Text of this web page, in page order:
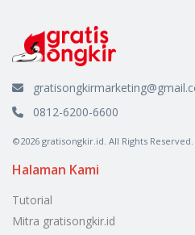
0812-6200-6600
©2026 gratisongkir.id. All Rights Reserved.
Halaman Kami
Tutorial
Mitra gratisongkir.id